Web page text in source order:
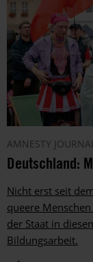
AMNESTY JOURNAL
Deutschland:
Nicht erst seit
queere
der Staat in
Bildungsarbeit.